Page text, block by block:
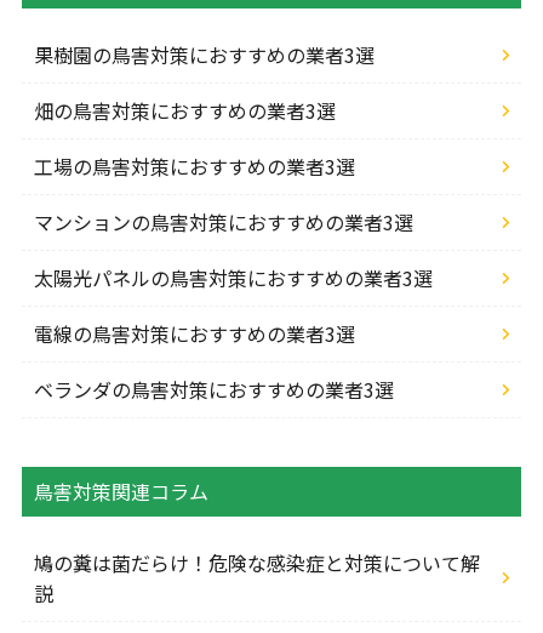
果樹園の鳥害対策におすすめの業者3選
畑の鳥害対策におすすめの業者3選
工場の鳥害対策におすすめの業者3選
マンションの鳥害対策におすすめの業者3選
太陽光パネルの鳥害対策におすすめの業者3選
電線の鳥害対策におすすめの業者3選
ベランダの鳥害対策におすすめの業者3選
鳥害対策関連コラム
鳩の糞は菌だらけ！危険な感染症と対策について解
説